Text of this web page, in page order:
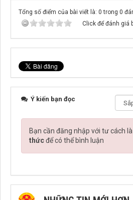
Tổng số điểm của bài viết là: 0 trong 0
Click để đánh giá
Ý kiến bạn đọc
Bạn cần đăng nhập với tư cách là
thứcđể có thể bình luận